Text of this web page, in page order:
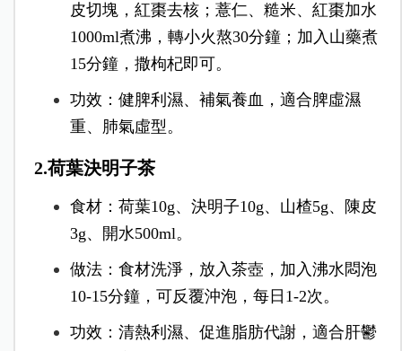
皮切塊，紅棗去核；薏仁、糙米、紅棗加水
1000ml煮沸，轉小火熬30分鐘；加入山藥煮
15分鐘，撒枸杞即可。
功效：健脾利濕、補氣養血，適合脾虛濕
重、肺氣虛型。
2.荷葉決明子茶
食材：荷葉10g、決明子10g、山楂5g、陳皮
3g、開水500ml。
做法：食材洗淨，放入茶壺，加入沸水悶泡
10-15分鐘，可反覆沖泡，每日1-2次。
功效：清熱利濕、促進脂肪代謝，適合肝鬱